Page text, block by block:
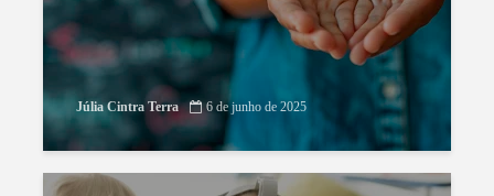
Júlia Cintra Terra 6 de junho de 2025